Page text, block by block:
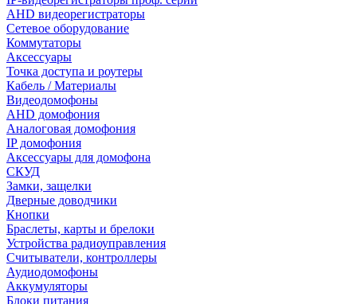
AHD видеорегистраторы
Сетевое оборудование
Коммутаторы
Аксессуары
Точка доступа и роутеры
Кабель / Материалы
Видеодомофоны
AHD домофония
Аналоговая домофония
IP домофония
Аксессуары для домофона
СКУД
Замки, защелки
Дверные доводчики
Кнопки
Браслеты, карты и брелоки
Устройства радиоуправления
Считыватели, контроллеры
Аудиодомофоны
Аккумуляторы
Блоки питания